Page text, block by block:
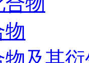
物